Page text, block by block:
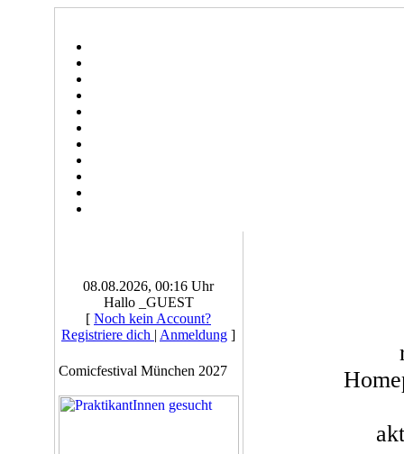
08.08.2026, 00:16 Uhr
Hallo _GUEST
[ Noch kein Account?
Registriere dich | Anmeldung ]
Comicfestival München 2027